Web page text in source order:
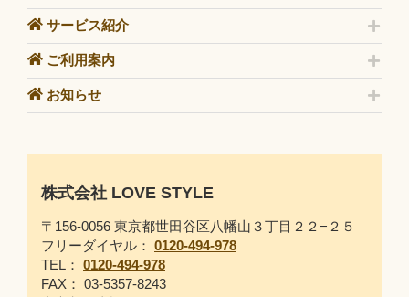
サービス紹介
ご利用案内
お知らせ
株式会社 LOVE STYLE
〒156-0056 東京都世田谷区八幡山３丁目２２−２５
フリーダイヤル： 0120-494-978
TEL： 0120-494-978
FAX： 03-5357-8243